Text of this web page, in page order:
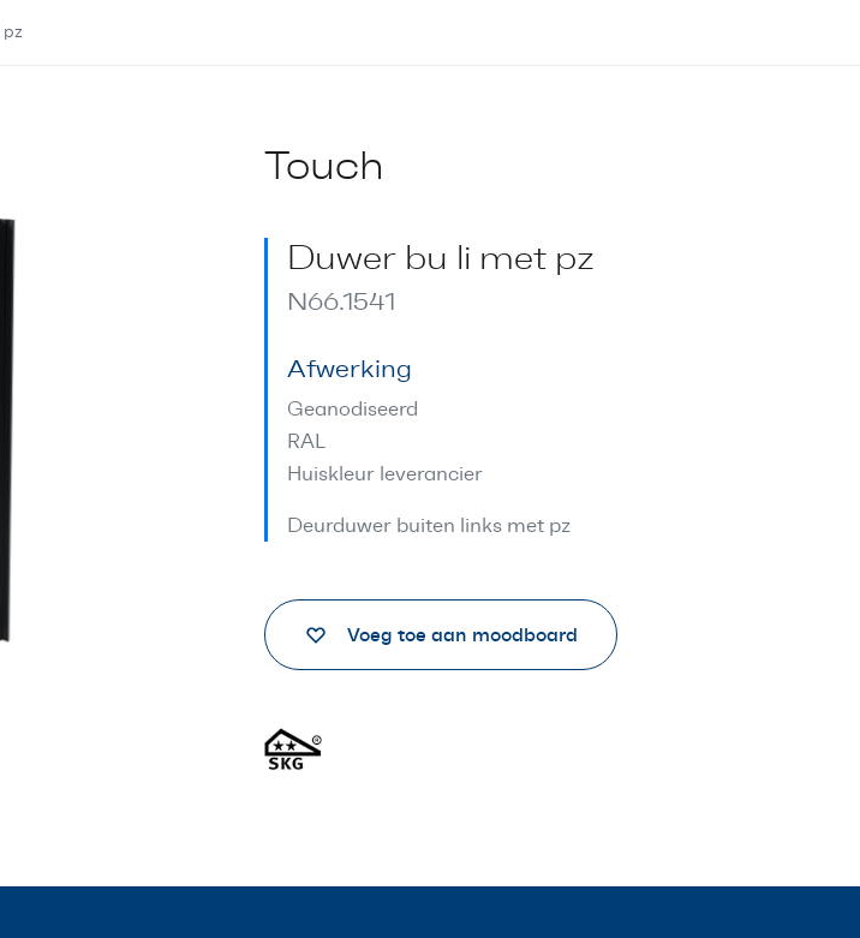
pz
Touch
Duwer bu li met pz
N66.1541
Afwerking
Geanodiseerd
RAL
Huiskleur leverancier
Deurduwer buiten links met pz
Voeg toe aan moodboard